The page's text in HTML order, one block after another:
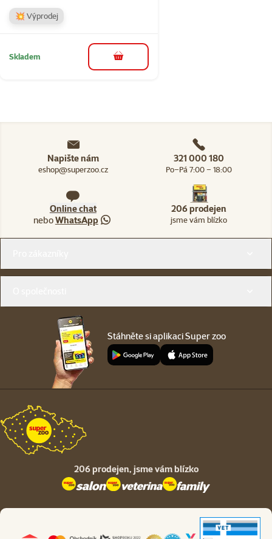
💥 Výprodej
Skladem do košíku
Napište nám
eshop@superzoo.cz
321 000 180
Po–Pá 7:00 – 18:00
Online chat
neboWhatsApp
206 prodejen
jsme vám blízko
Stáhněte si aplikaci Super zoo
206 prodejen, jsme vám blízko